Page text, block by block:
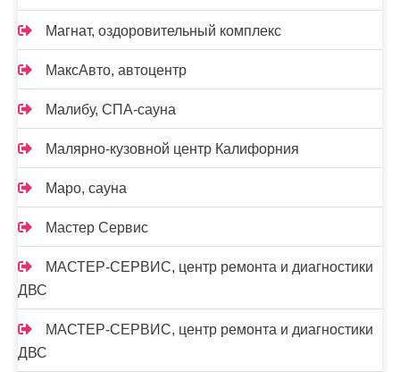
Магнат, оздоровительный комплекс
МаксАвто, автоцентр
Малибу, СПА-сауна
Малярно-кузовной центр Калифорния
Маро, сауна
Мастер Сервис
МАСТЕР-СЕРВИС, центр ремонта и диагностики
ДВС
МАСТЕР-СЕРВИС, центр ремонта и диагностики
ДВС